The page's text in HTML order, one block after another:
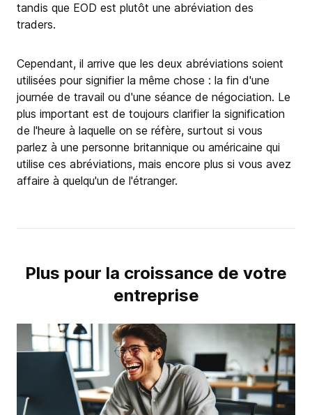
tandis que EOD est plutôt une abréviation des
traders.
Cependant, il arrive que les deux abréviations soient
utilisées pour signifier la même chose : la fin d'une
journée de travail ou d'une séance de négociation. Le
plus important est de toujours clarifier la signification
de l'heure à laquelle on se réfère, surtout si vous
parlez à une personne britannique ou américaine qui
utilise ces abréviations, mais encore plus si vous avez
affaire à quelqu'un de l'étranger.
Plus pour la croissance de votre
entreprise